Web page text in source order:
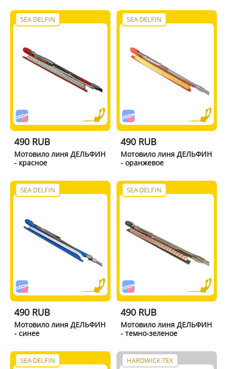
SEA DELFIN
490 RUB
Мотовило линя ДЕЛЬФИН
- красное
SEA DELFIN
490 RUB
Мотовило линя ДЕЛЬФИН
- оранжевое
SEA DELFIN
490 RUB
Мотовило линя ДЕЛЬФИН
- синее
SEA DELFIN
490 RUB
Мотовило линя ДЕЛЬФИН
- темно-зеленое
SEA DELFIN HARDWICK-TEX